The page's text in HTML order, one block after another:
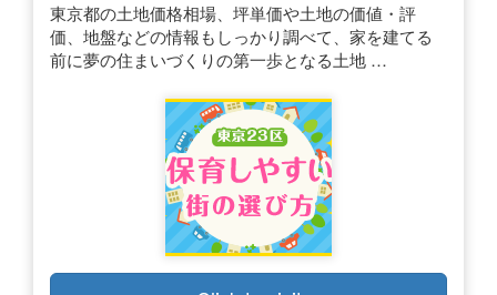
東京都の土地価格相場、坪単価や土地の価値・評
価、地盤などの情報もしっかり調べて、家を建てる
前に夢の住まいづくりの第一歩となる土地 …